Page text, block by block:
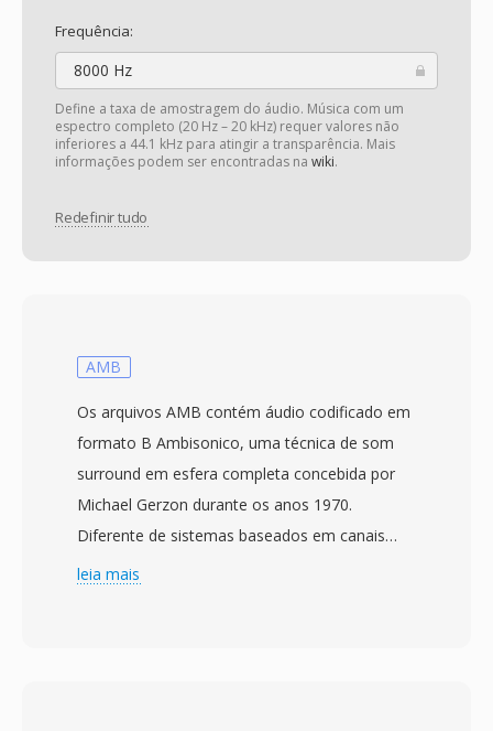
Frequência:
8000 Hz
Define a taxa de amostragem do áudio. Música com um
espectro completo (20 Hz – 20 kHz) requer valores não
inferiores a 44.1 kHz para atingir a transparência. Mais
informações podem ser encontradas na wiki.
Redefinir tudo
AMB
Os arquivos AMB contém áudio codificado em
formato B Ambisonico, uma técnica de som
surround em esfera completa concebida por
Michael Gerzon durante os anos 1970.
Diferente de sistemas baseados em canais
como 5.1 ou 7.1, o Ambisonics captura um
leia mais